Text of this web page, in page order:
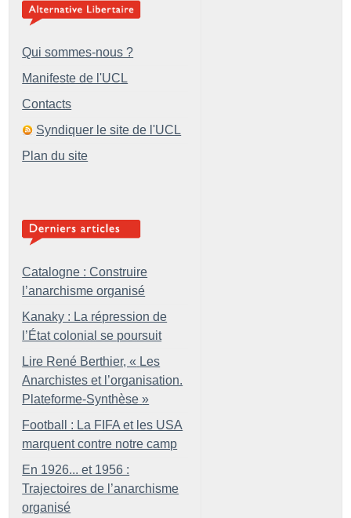
Qui sommes-nous ?
Manifeste de l'UCL
Contacts
Syndiquer le site de l'UCL
Plan du site
Catalogne : Construire
l’anarchisme organisé
Kanaky : La répression de
l’État colonial se poursuit
Lire René Berthier, « Les
Anarchistes et l’organisation.
Plateforme-Synthèse »
Football : La FIFA et les USA
marquent contre notre camp
En 1926... et 1956 :
Trajectoires de l’anarchisme
organisé